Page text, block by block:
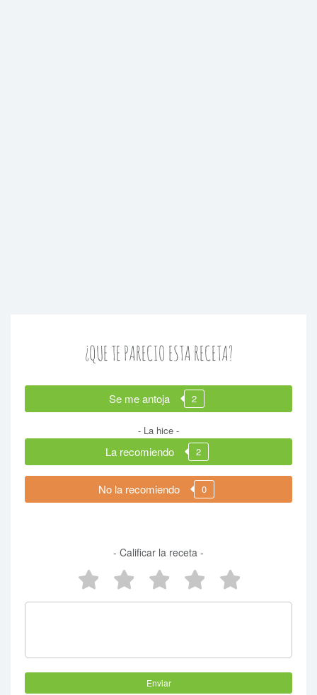
¿QUE TE PARECIO ESTA RECETA?
Se me antoja 2
- La hice -
La recomiendo 2
No la recomiendo 0
- Calificar la receta -
2 estrellas
3 estrellas
4 estrellas
5 estrellas